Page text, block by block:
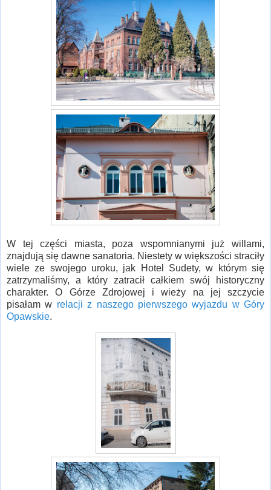
W tej części miasta, poza wspomnianymi już willami,
znajdują się dawne sanatoria. Niestety w większości straciły
wiele ze swojego uroku, jak Hotel Sudety, w którym się
zatrzymaliśmy, a który zatracił całkiem swój historyczny
charakter. O Górze Zdrojowej i wieży na jej szczycie
pisałam w relacji z naszego pierwszego wyjazdu w Góry
Opawskie.